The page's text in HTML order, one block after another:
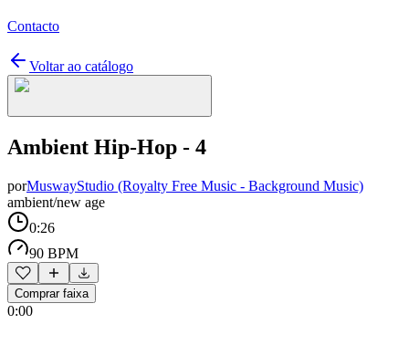
Contacto
Voltar ao catálogo
Ambient Hip-Hop - 4
porMuswayStudio (Royalty Free Music - Background Music)
ambient/new age
0:26
90 BPM
Comprar faixa
0:00